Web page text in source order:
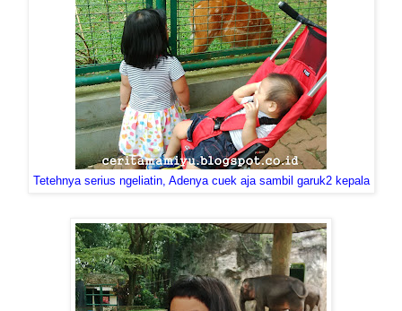
Tetehnya serius ngeliatin, Adenya cuek aja sambil garuk2 kepala